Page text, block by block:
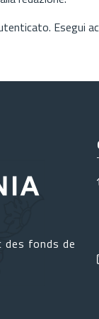
Esegui
fonds de